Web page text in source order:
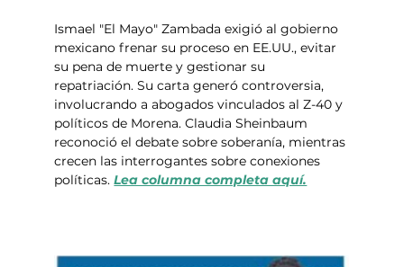
Ismael "El Mayo" Zambada exigió al gobierno
mexicano frenar su proceso en EE.UU., evitar
su pena de muerte y gestionar su
repatriación. Su carta generó controversia,
involucrando a abogados vinculados al Z-40 y
políticos de Morena. Claudia Sheinbaum
reconoció el debate sobre soberanía, mientras
crecen las interrogantes sobre conexiones
políticas. Lea columna completa aquí.